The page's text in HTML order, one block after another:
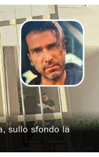
sullo sfondo la